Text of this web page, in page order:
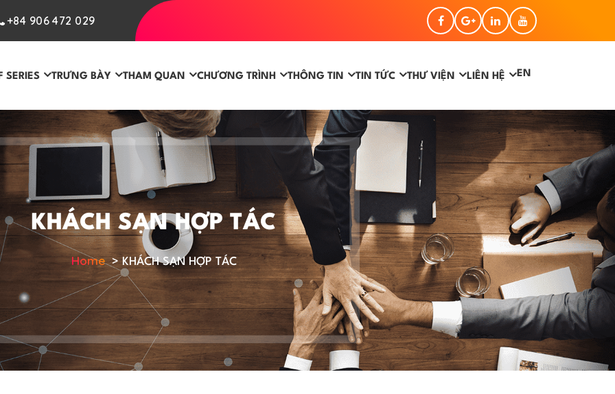
+84 906 472 029
SERIES TRƯNG BÀY THAM QUAN CHƯƠNG TRÌNH THÔNG TIN TIN TỨC THƯ VIỆN LIÊN HỆ EN
KHÁCH SẠN HỢP TÁC
Home>KHÁCH SẠN HỢP TÁC